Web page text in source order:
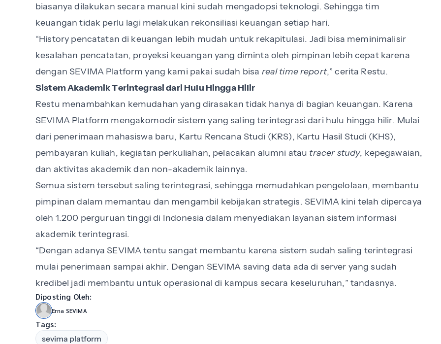
biasanya dilakukan secara manual kini sudah mengadopsi teknologi. Sehingga tim
keuangan tidak perlu lagi melakukan rekonsiliasi keuangan setiap hari.
“History pencatatan di keuangan lebih mudah untuk rekapitulasi. Jadi bisa meminimalisir
kesalahan pencatatan, proyeksi keuangan yang diminta oleh pimpinan lebih cepat karena
dengan SEVIMA Platform yang kami pakai sudah bisa real time report,” cerita Restu.
Sistem Akademik Terintegrasi dari Hulu Hingga Hilir
Restu menambahkan kemudahan yang dirasakan tidak hanya di bagian keuangan. Karena
SEVIMA Platform mengakomodir sistem yang saling terintegrasi dari hulu hingga hilir. Mulai
dari penerimaan mahasiswa baru, Kartu Rencana Studi (KRS), Kartu Hasil Studi (KHS),
pembayaran kuliah, kegiatan perkuliahan, pelacakan alumni atau tracer study, kepegawaian,
dan aktivitas akademik dan non-akademik lainnya.
Semua sistem tersebut saling terintegrasi, sehingga memudahkan pengelolaan, membantu
pimpinan dalam memantau dan mengambil kebijakan strategis. SEVIMA kini telah dipercaya
oleh 1.200 perguruan tinggi di Indonesia dalam menyediakan layanan sistem informasi
akademik terintegrasi.
“Dengan adanya SEVIMA tentu sangat membantu karena sistem sudah saling terintegrasi
mulai penerimaan sampai akhir. Dengan SEVIMA saving data ada di server yang sudah
kredibel jadi membantu untuk operasional di kampus secara keseluruhan,” tandasnya.
Diposting Oleh:
Erna SEVIMA
Tags:
sevima platform